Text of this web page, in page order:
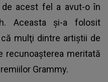
de acest fel a avut-o în
. Aceasta şi-a folosit
mulţi dintre artiştii de
recunoaşterea meritată
Grammy.